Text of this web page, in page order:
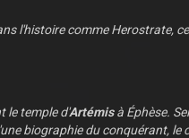
l'histoire comme Herostrate,
le temple d'Artémisà Éphèse.
biographie du conquérant,